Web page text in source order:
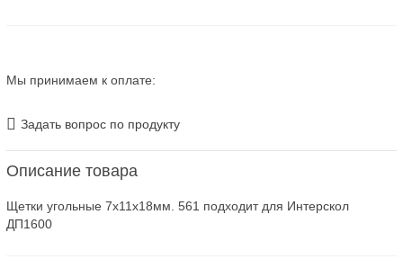
Мы принимаем к оплате:
Задать вопрос по продукту
Описание товара
Щетки угольные 7х11х18мм. 561 подходит для Интерскол
ДП1600